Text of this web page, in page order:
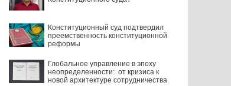
Конституционный суд подтвердил
преемственность конституционной
реформы
Глобальное управление в эпоху
неопределенности: от кризиса к
новой архитектуре сотрудничества